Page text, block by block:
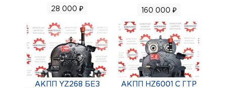
28 000 ₽ 160 000 ₽
АКПП YZ268 БЕЗ
АКПП HZ6001 С ГТР